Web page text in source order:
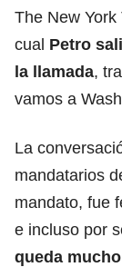
The New
cual Petro
la llamada,
vamos a
La
mandatarios
mandato, fue
e incluso por
queda